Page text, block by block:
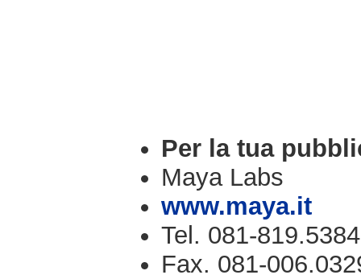
Per la tua
Maya Labs
www.maya.it
Tel. 081-819.5384
Fax. 081-